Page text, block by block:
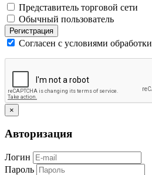
Представитель торговой сети
Обычный пользователь
Регистрация
Согласен с условиями обработки
×
Авторизация
Логин
Пароль